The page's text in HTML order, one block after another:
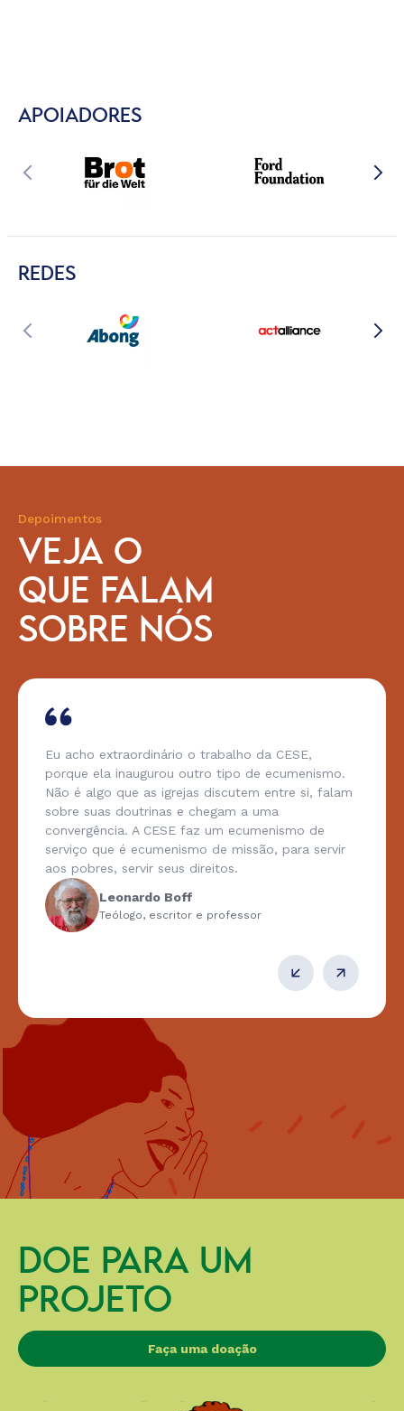
APOIADORES
REDES
Depoimentos
VEJA O
QUE FALAM
SOBRE NÓS
Eu acho extraordinário o trabalho da CESE,
porque ela inaugurou outro tipo de ecumenismo.
Não é algo que as igrejas discutem entre si, falam
sobre suas doutrinas e chegam a uma
convergência. A CESE faz um ecumenismo de
serviço que é ecumenismo de missão, para servir
aos pobres, servir seus direitos.
Leonardo Boff
Teólogo, escritor e professor
DOE PARA UM
PROJETO
Faça uma doação